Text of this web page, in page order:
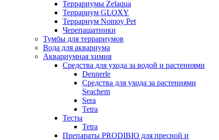
Террариумы Zelaqua
Террариум GLOXY
Террариум Nomoy Pet
Черепашатники
Тумбы для террариумов
Вода для аквариума
Аквариумная химия
Средства для ухода за водой и растениями
Dennerle
Средства для ухода за растениями
Seachem
Sera
Tetra
Тесты
Tetra
Препараты PRODIBIO для пресной и